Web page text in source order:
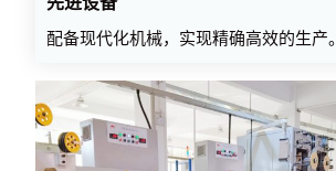
配备现代化机械，实现精确高效的生产。